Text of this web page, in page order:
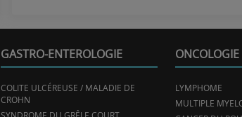
GASTRO-ENTEROLOGIE
COLITE ULCÉREUSE / MALADIE DE
CROHN
ONCOLOGIE
LYMPHOME
MULTIPLE